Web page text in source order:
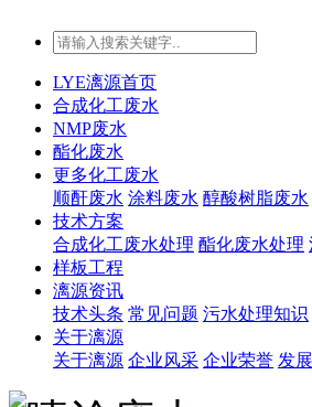
LYE漓源首页
合成化工废水
NMP废水
酯化废水
更多化工废水
顺酐废水 涂料废水 醇酸树脂废水
技术方案
合成化工废水处理 酯化废水处理
样板工程
漓源资讯
技术头条 常见问题 污水处理知识
关于漓源
关于漓源 企业风采 企业荣誉 发